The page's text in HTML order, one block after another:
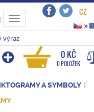
Toggle
navigation
CZ
»
0 KČ
0 POLOŽEK
A SYMBOLY